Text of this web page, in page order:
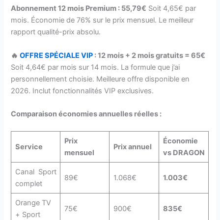
Abonnement 12 mois Premium : 55,79€ Soit 4,65€ par
mois. Économie de 76% sur le prix mensuel. Le meilleur
rapport qualité-prix absolu.
🔥OFFRE SPÉCIALE VIP : 12 mois + 2 mois gratuits = 65€
Soit 4,64€ par mois sur 14 mois. La formule que j’ai
personnellement choisie. Meilleure offre disponible en
2026. Inclut fonctionnalités VIP exclusives.
Comparaison économies annuelles réelles :
Service
Prix
mensuel
Prix annuel
Économie
vs DRAGON
Canal Sport
complet
89€ 1.068€ 1.003€
Orange TV
+ Sport
75€ 900€ 835€